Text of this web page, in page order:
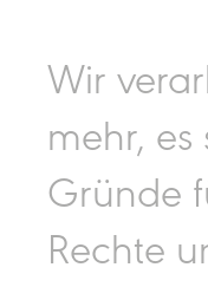
Wir
mehr,
Gründe
Rechte